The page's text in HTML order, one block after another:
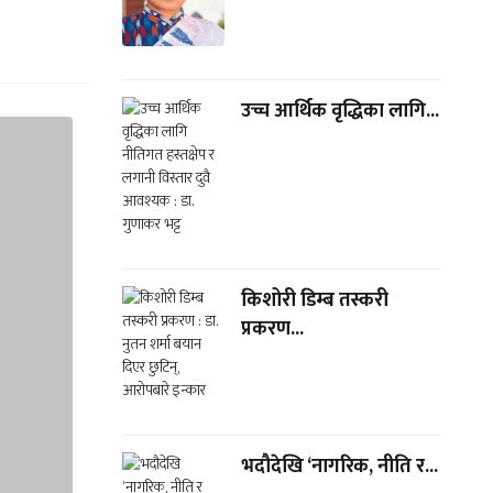
उच्च आर्थिक वृद्धिका लागि...
किशोरी डिम्ब तस्करी
प्रकरण...
भदौदेखि ‘नागरिक, नीति र...